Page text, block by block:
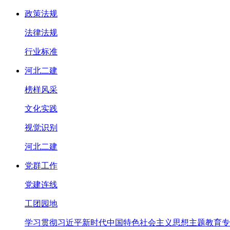
政策法规
法律法规
行业标准
河北二建
榜样风采
文化实践
视觉识别
河北二建
党群工作
党建连线
工团园地
学习贯彻习近平新时代中国特色社会主义思想主题教育